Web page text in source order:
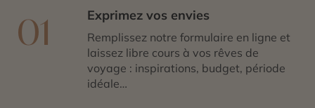
01 Exprimez vos envies
Remplissez notre formulaire en ligne et
laissez libre cours à vos rêves de
voyage : inspirations, budget, période
idéale…